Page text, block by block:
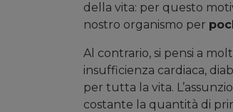
della vita: per questo
nostro organismo per
Al contrario, si pensi a
insufficienza cardiaca,
per tutta la vita.
costante la quantità di